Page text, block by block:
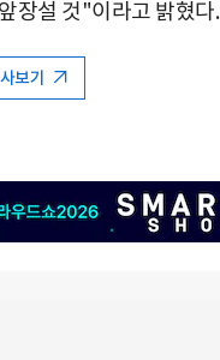
장설 것"이라고 밝혔다.
보기